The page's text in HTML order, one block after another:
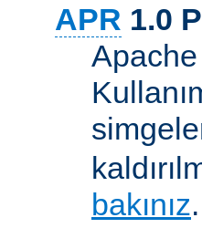
APR 1.0
Apache
bakınız.